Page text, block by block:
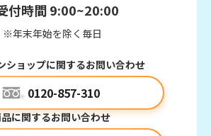
付時間 9:00~20:00
※年末年始を除く毎日
ショップに関するお問い合わせ
0120-857-310
に関するお問い合わせ